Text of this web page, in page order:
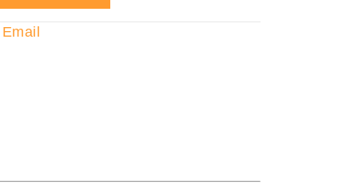
Email